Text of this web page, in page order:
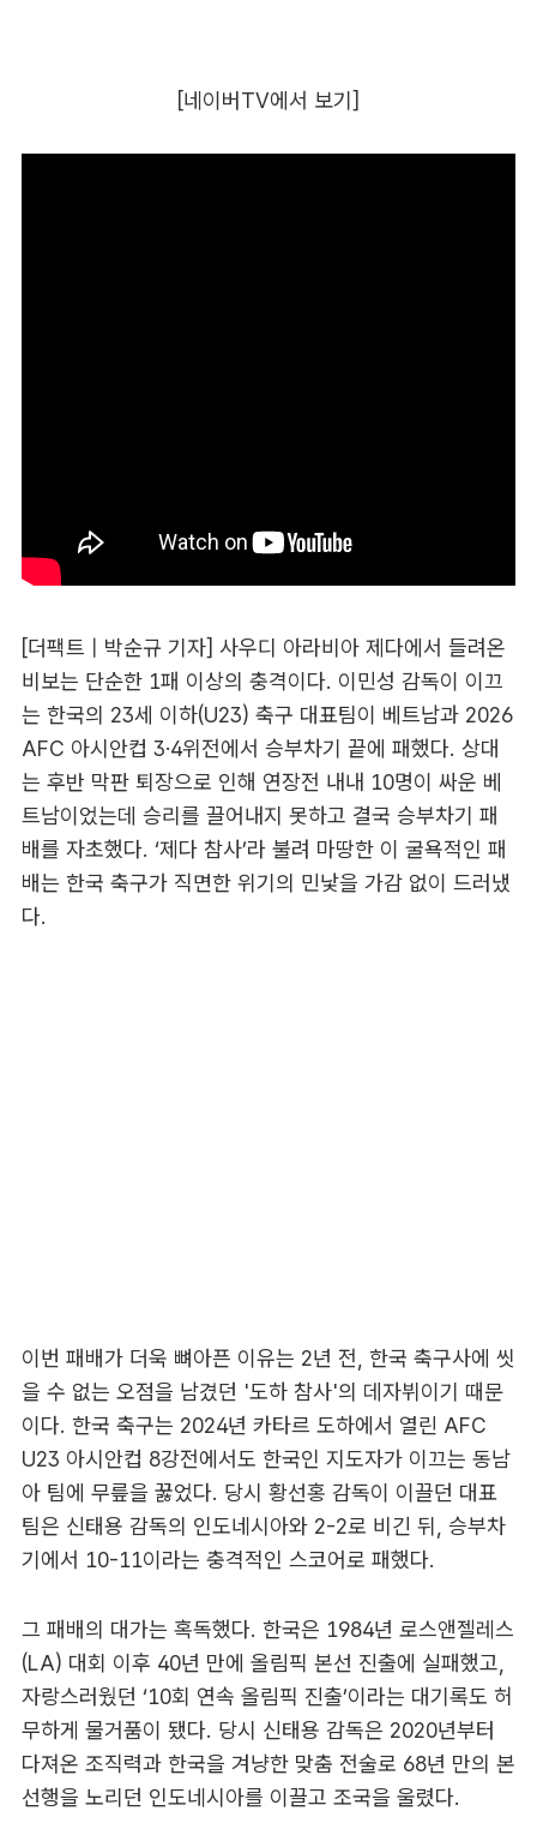
[네이버TV에서 보기]
[더팩트 | 박순규 기자] 사우디 아라비아 제다에서 들려온
비보는 단순한 1패 이상의 충격이다. 이민성 감독이 이끄
는 한국의 23세 이하(U23) 축구 대표팀이 베트남과 2026
AFC 아시안컵 3·4위전에서 승부차기 끝에 패했다. 상대
는 후반 막판 퇴장으로 인해 연장전 내내 10명이 싸운 베
트남이었는데 승리를 끌어내지 못하고 결국 승부차기 패
배를 자초했다. ‘제다 참사’라 불려 마땅한 이 굴욕적인 패
배는 한국 축구가 직면한 위기의 민낯을 가감 없이 드러냈
다.
이번 패배가 더욱 뼈아픈 이유는 2년 전, 한국 축구사에 씻
을 수 없는 오점을 남겼던 '도하 참사'의 데자뷔이기 때문
이다. 한국 축구는 2024년 카타르 도하에서 열린 AFC
U23 아시안컵 8강전에서도 한국인 지도자가 이끄는 동남
아 팀에 무릎을 꿇었다. 당시 황선홍 감독이 이끌던 대표
팀은 신태용 감독의 인도네시아와 2-2로 비긴 뒤, 승부차
기에서 10-11이라는 충격적인 스코어로 패했다.
그 패배의 대가는 혹독했다. 한국은 1984년 로스앤젤레스
(LA) 대회 이후 40년 만에 올림픽 본선 진출에 실패했고,
자랑스러웠던 ‘10회 연속 올림픽 진출’이라는 대기록도 허
무하게 물거품이 됐다. 당시 신태용 감독은 2020년부터
다져온 조직력과 한국을 겨냥한 맞춤 전술로 68년 만의 본
선행을 노리던 인도네시아를 이끌고 조국을 울렸다.